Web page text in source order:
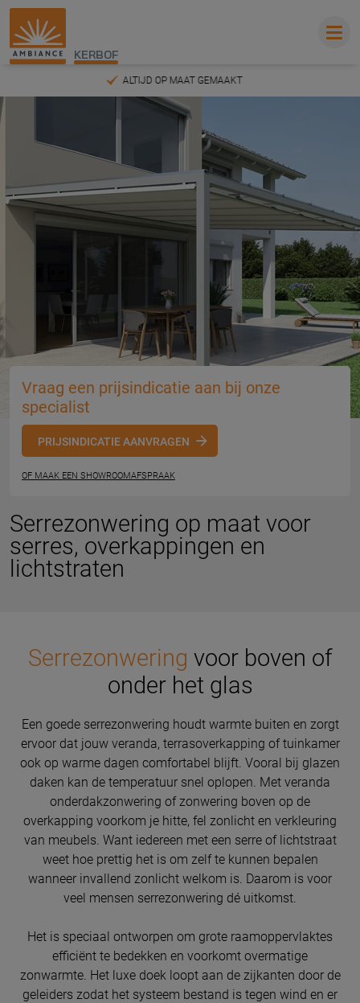
KERBOF
ALTIJD OP MAAT GEMAAKT
Vraag een prijsindicatie aan bij onze
specialist
PRIJSINDICATIE AANVRAGEN
OF MAAK EEN SHOWROOMAFSPRAAK
Serrezonwering op maat voor
serres, overkappingen en
lichtstraten
Serrezonwering voor boven of
onder het glas
Een goede serrezonwering houdt warmte buiten en zorgt
ervoor dat jouw veranda, terrasoverkapping of tuinkamer
ook op warme dagen comfortabel blijft. Vooral bij glazen
daken kan de temperatuur snel oplopen. Met veranda
onderdakzonwering of zonwering boven op de
overkapping voorkom je hitte, fel zonlicht en verkleuring
van meubels. Want iedereen met een serre of lichtstraat
weet hoe prettig het is om zelf te kunnen bepalen
wanneer invallend zonlicht welkom is. Daarom is voor
veel mensen serrezonwering dé uitkomst.
Het is speciaal ontworpen om grote raamoppervlaktes
efficiënt te bedekken en voorkomt overmatige
zonwarmte. Het luxe doek loopt aan de zijkanten door de
geleiders zodat het systeem bestand is tegen wind en er